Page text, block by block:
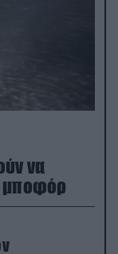
να
μποφόρ